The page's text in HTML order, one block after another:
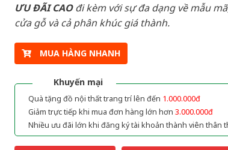
ƯU ĐÃI CAOđi kèm với sự đa dạng về mẫu
cửa gỗ và cả phân khúc giá thành.
MUA HÀNG NHANH
Khuyến mại
Quà tặng đồ nội thất trang trí lên đến 1.000.000đ
Giảm trực tiếp khi mua đơn hàng lớn hơn 3.000.000đ
Nhiều ưu đãi lớn khi đăng ký tài khoản thành viên thân